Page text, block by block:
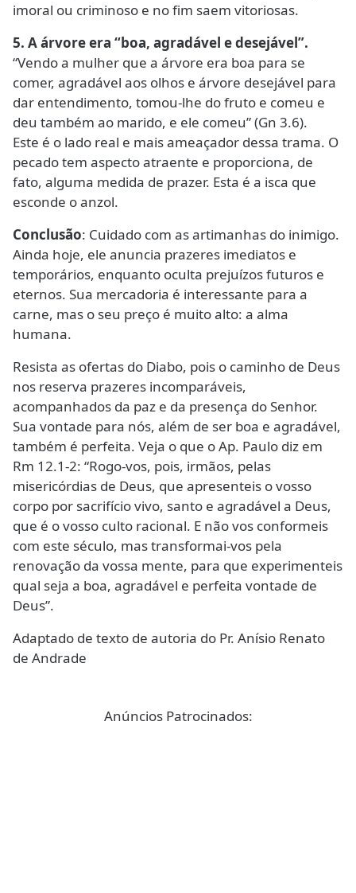
imoral ou criminoso e no fim saem vitoriosas.
5. A árvore era “boa, agradável e desejável”.
“Vendo a mulher que a árvore era boa para se
comer, agradável aos olhos e árvore desejável para
dar entendimento, tomou-lhe do fruto e comeu e
deu também ao marido, e ele comeu” (Gn 3.6).
Este é o lado real e mais ameaçador dessa trama. O
pecado tem aspecto atraente e proporciona, de
fato, alguma medida de prazer. Esta é a isca que
esconde o anzol.
Conclusão: Cuidado com as artimanhas do inimigo.
Ainda hoje, ele anuncia prazeres imediatos e
temporários, enquanto oculta prejuízos futuros e
eternos. Sua mercadoria é interessante para a
carne, mas o seu preço é muito alto: a alma
humana.
Resista as ofertas do Diabo, pois o caminho de Deus
nos reserva prazeres incomparáveis,
acompanhados da paz e da presença do Senhor.
Sua vontade para nós, além de ser boa e agradável,
também é perfeita. Veja o que o Ap. Paulo diz em
Rm 12.1-2: “Rogo-vos, pois, irmãos, pelas
misericórdias de Deus, que apresenteis o vosso
corpo por sacrifício vivo, santo e agradável a Deus,
que é o vosso culto racional. E não vos conformeis
com este século, mas transformai-vos pela
renovação da vossa mente, para que experimenteis
qual seja a boa, agradável e perfeita vontade de
Deus”.
Adaptado de texto de autoria do Pr. Anísio Renato
de Andrade
Anúncios Patrocinados: